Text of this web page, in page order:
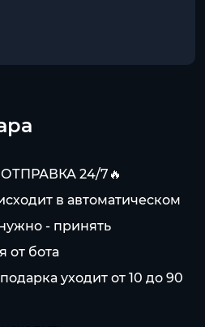
24/7🔥
в автоматическом
- принять
от бота
уходит от 10 до 90